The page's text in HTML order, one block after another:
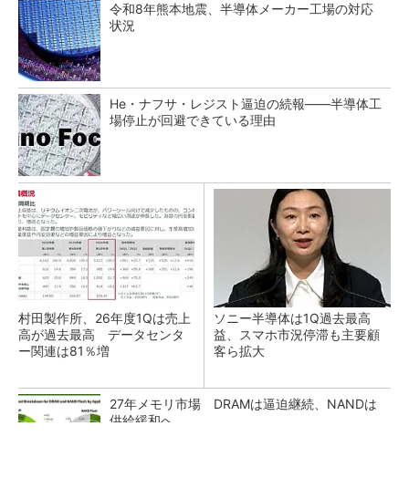
令和8年熊本地震、半導体メーカー工場の対応
状況
He・ナフサ・レジスト逼迫の続報――半導体工
場停止が回避できている理由
村田製作所、26年度1Qは売上
高が過去最高 データセンタ
ー関連は81％増
ソニー半導体は1Q過去最高
益、スマホ市況停滞も主要顧
客ら拡大
27年メモリ市場 DRAMは逼迫継続、NANDは
供給緩和へ